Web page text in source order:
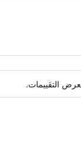
التقييمات.